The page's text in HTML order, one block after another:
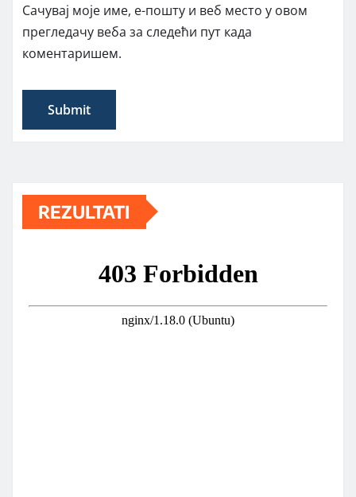
Сачувај моје име, е-пошту и веб место у овом
прегледачу веба за следећи пут када
коментаришем.
REZULTATI